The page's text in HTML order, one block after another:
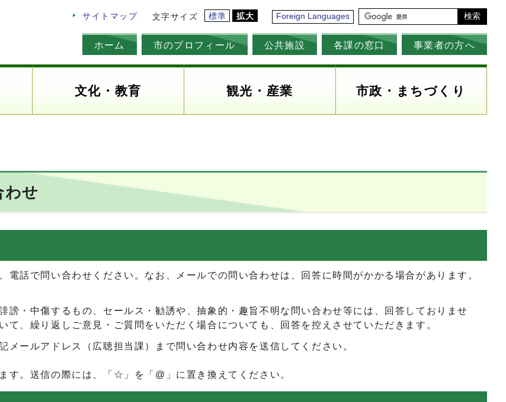
サイトマップ 文字サイズ 標準 拡大 Foreign Languages 検索
ホーム 市のプロフィール 公共施設 各課の窓口 事業者の方へ
文化・教育 観光・産業 市政・まちづくり
わせ
話で問い合わせください。なお、メールでの問い合わせは、回答に時間がかかる場合があります。
謗・中傷するもの、セールス・勧誘や、抽象的・趣旨不明な問い合わせ等には、回答しておりませ
、繰り返しご意見・ご質問をいただく場合についても、回答を控えさせていただきます。
ールアドレス（広聴担当課）まで問い合わせ内容を送信してください。
。送信の際には、「☆」を「@」に置き換えてください。